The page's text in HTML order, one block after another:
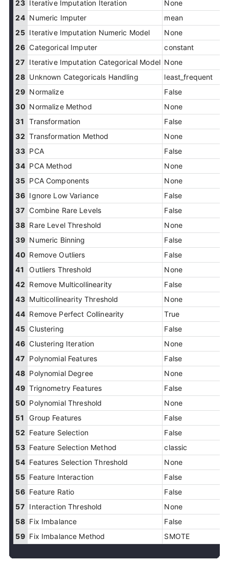
23 Iterative Imputation Iteration
None
24 Numeric Imputer
mean
25 Iterative Imputation Numeric Model
None
26 Categorical Imputer
constant
27
Iterative Imputation Categorical Model None
28 Unknown Categoricals Handling
least_frequent
29 Normalize
False
30 Normalize Method
None
31
Transformation
False
32 Transformation Method
None
33 PCA
False
34 PCA Method
None
35 PCA Components
None
36 Ignore Low Variance
False
37 Combine Rare Levels
False
38 Rare Level Threshold
None
39 Numeric Binning
False
40 Remove Outliers
False
41
Outliers Threshold
None
42 Remove Multicollinearity
False
43 Multicollinearity Threshold
None
44 Remove Perfect Collinearity
True
45 Clustering
False
46 Clustering Iteration
None
47
Polynomial Features
False
48 Polynomial Degree
None
49 Trignometry Features
False
50 Polynomial Threshold
None
51
Group Features
False
52 Feature Selection
False
53 Feature Selection Method
classic
54 Features Selection Threshold
None
55 Feature Interaction
False
56 Feature Ratio
False
57
Interaction Threshold
None
58 Fix Imbalance
False
59 Fix Imbalance Method SMOTE